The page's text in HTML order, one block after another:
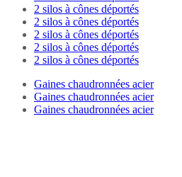
2 silos à cônes déportés
2 silos à cônes déportés
2 silos à cônes déportés
2 silos à cônes déportés
2 silos à cônes déportés
Gaines chaudronnées acier
Gaines chaudronnées acier
Gaines chaudronnées acier